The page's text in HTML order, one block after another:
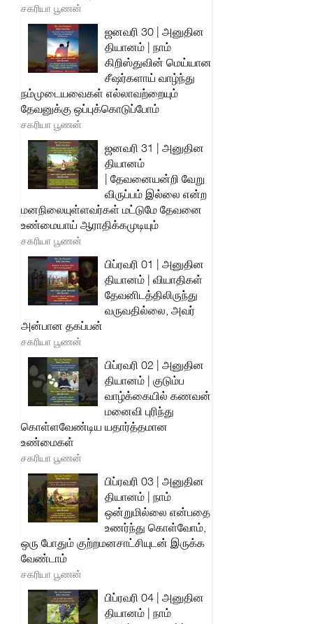
சகரியா பூணன்
ஜனவரி 30 | அனுதின
தியானம் | நாம்
கிறிஸ்துவின் மெய்யான
சீஷர்களாய் வாழ்ந்து
நம்முடையவைகள் எல்லாவற்றையும்
தேவனுக்கு ஒப்புக்கொடுப்போம்
சகரியா பூணன்
ஜனவரி 31 | அனுதின
தியானம்
| தேவனையன்றி வேறு
விருப்பம் இல்லை என்ற
மனநிலையுள்ளவர்கள் மட்டுமே தேவனை
உண்மையாய் ஆராதிக்கமுடியும்
சகரியா பூணன்
பிப்ரவரி 01 | அனுதின
தியானம் | வியாதிகள்
தேவனிடத்திலிருந்து
வருவதில்லை, அவர்
அன்பான தகப்பன்
சகரியா பூணன்
பிப்ரவரி 02 | அனுதின
தியானம் | குடும்ப
வாழ்க்கையில் கணவன்
மனைவி புரிந்து
கொள்ளவேண்டிய யதார்த்தமான
உண்மைகள்
சகரியா பூணன்
பிப்ரவரி 03 | அனுதின
தியானம் | நாம்
ஒன்றுமில்லை என்பதை
உணர்ந்து கொள்வோம்,
ஒரு போதும் குற்றமனசாட்சியுடன் இருக்க
வேண்டாம்
சகரியா பூணன்
பிப்ரவரி 04 | அனுதின
தியானம் | நாம்